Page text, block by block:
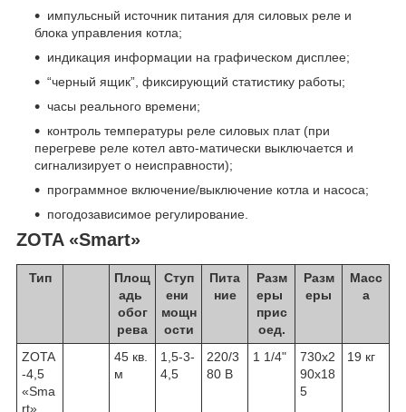
импульсный источник питания для силовых реле и
блока управления котла;
индикация информации на графическом дисплее;
“черный ящик”, фиксирующий статистику работы;
часы реального времени;
контроль температуры реле силовых плат (при
перегреве реле котел авто-матически выключается и
сигнализирует о неисправности);
программное включение/выключение котла и насоса;
погодозависимое регулирование.
ZOTA «Smart»
Тип
Площ
адь
обог
рева
Cтуп
ени
мощн
ости
Пита
ние
Разм
еры
прис
оед.
Разм
еры
Масс
а
ZOTA
-4,5
«Sma
rt»
45 кв.
м
1,5-3-
4,5
220/3
80 В
1 1/4"
730х2
90х18
5
19 кг